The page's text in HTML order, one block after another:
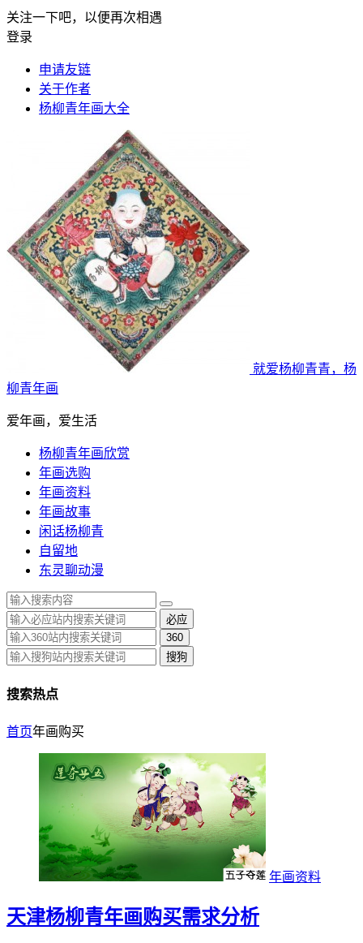
关注一下吧，以便再次相遇
登录
申请友链
关于作者
杨柳青年画大全
就爱杨柳青青，杨
柳青年画
爱年画，爱生活
杨柳青年画欣赏
年画选购
年画资料
年画故事
闲话杨柳青
自留地
东灵聊动漫
必应
360
搜狗
搜索热点
首页年画购买
年画资料
天津杨柳青年画购买需求分析